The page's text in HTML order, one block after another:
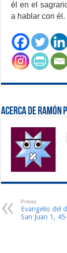
él en el
a hablar con él.
Acerca de Ramón
Previo
Evangelio del
San Juan 1,